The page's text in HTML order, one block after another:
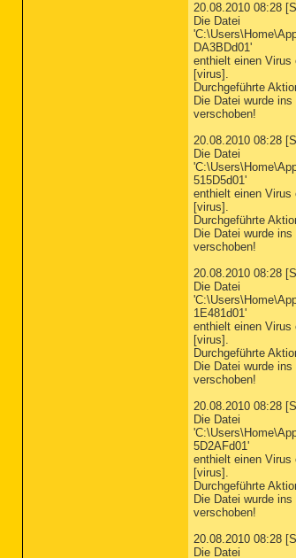
20.08.2010 08:28
Die Datei
DA3BDd01'
enthielt einen Virus
[virus].
Durchgeführte
Die Datei wurde
verschoben!
20.08.2010 08:28
Die Datei
515D5d01'
enthielt einen Virus
[virus].
Durchgeführte
Die Datei wurde
verschoben!
20.08.2010 08:28
Die Datei
1E481d01'
enthielt einen Virus
[virus].
Durchgeführte
Die Datei wurde
verschoben!
20.08.2010 08:28
Die Datei
5D2AFd01'
enthielt einen Virus
[virus].
Durchgeführte
Die Datei wurde
verschoben!
20.08.2010 08:28
Die Datei